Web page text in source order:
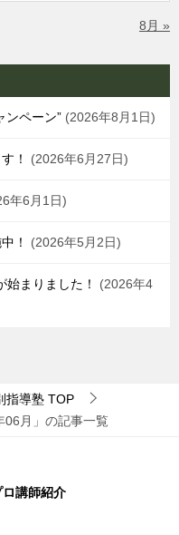
8月 »
ンペーン” 2026年8月1日
！ 2026年6月27日
年6月1日
！ 2026年5月2日
始まりました！
2026年4
指導塾 TOP
06月」の記事一覧
ロ講師紹介